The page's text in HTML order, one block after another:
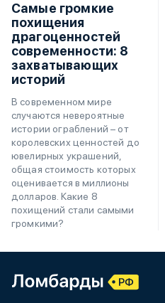
Самые громкие
похищения
драгоценностей
современности: 8
захватывающих
историй
В современном мире
случаются невероятные
истории ограблений – от
королевских ценностей до
ювелирных украшений,
общая стоимость которых
оценивается в миллионы
долларов. Какие 8
похищений стали самыми
громкими?